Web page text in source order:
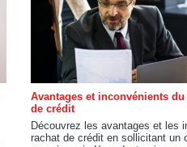
Avantages et inconvénients
de crédit
Découvrez les avantages et les
rachat de crédit en sollicitant un